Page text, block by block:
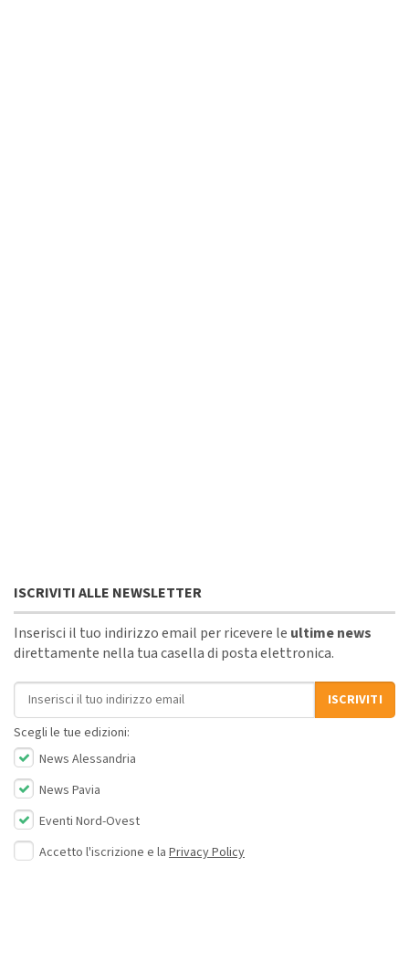
ISCRIVITI ALLE NEWSLETTER
Inserisci il tuo indirizzo email per ricevere le ultime news
direttamente nella tua casella di posta elettronica.
Indirizzo email
ISCRIVITI
Scegli le tue edizioni:
News Alessandria
News Pavia
Eventi Nord-Ovest
Accetto l'iscrizione e la Privacy Policy